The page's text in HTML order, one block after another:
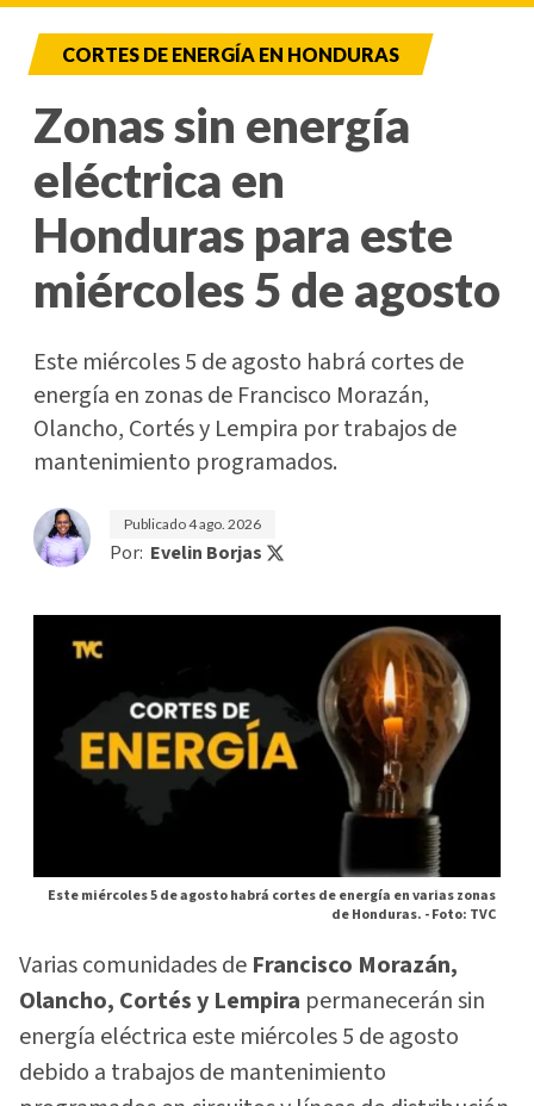
CORTES DE ENERGÍA EN HONDURAS
Zonas sin energía
eléctrica en
Honduras para este
miércoles 5 de agosto
Este miércoles 5 de agosto habrá cortes de
energía en zonas de Francisco Morazán,
Olancho, Cortés y Lempira por trabajos de
mantenimiento programados.
Publicado4 ago. 2026
Por: Evelin Borjas
Este miércoles 5 de agosto habrá cortes de energía en varias zonas
de Honduras. -Foto: TVC
Varias comunidades de Francisco Morazán,
Olancho, Cortés y Lempira permanecerán sin
energía eléctrica este miércoles 5 de agosto
debido a trabajos de mantenimiento